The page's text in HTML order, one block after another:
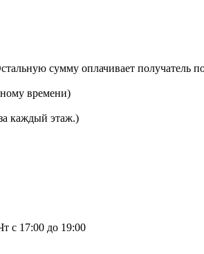
сумму оплачивает получатель
времени)
каждый этаж.)
с 17:00 до 19:00